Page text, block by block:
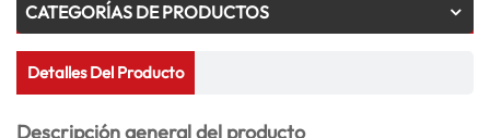
CATEGORÍAS DE PRODUCTOS
Detalles Del Producto
Descripción general del producto